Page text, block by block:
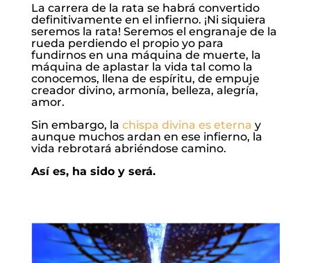
La carrera de la rata se habrá convertido
definitivamente en el infierno. ¡Ni siquiera
seremos la rata! Seremos el engranaje de la
rueda perdiendo el propio yo para
fundirnos en una máquina de muerte, la
máquina de aplastar la vida tal como la
conocemos, llena de espíritu, de empuje
creador divino, armonía, belleza, alegría,
amor.
Sin embargo, la chispa divina es eterna y
aunque muchos ardan en ese infierno, la
vida rebrotará abriéndose camino.
Así es, ha sido y será.